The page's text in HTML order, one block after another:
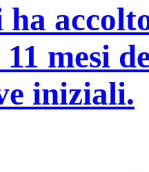
ha
mesi
iniziali.